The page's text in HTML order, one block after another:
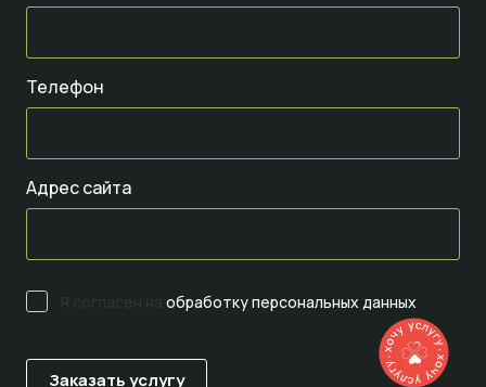
Телефон
Адрес сайта
Я согласен на обработку персональных данных